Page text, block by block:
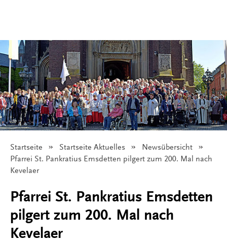
Startseite Startseite Aktuelles
Newsübersicht
Angezeigt:
Pfarrei St. Pankratius Emsdetten pilgert zum 200. Mal nach
Kevelaer
Pfarrei St. Pankratius Emsdetten
pilgert zum 200. Mal nach
Kevelaer